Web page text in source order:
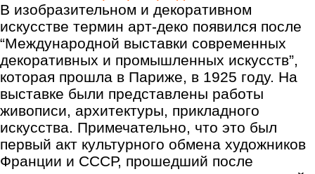
В изобразительном и декоративном
искусстве термин арт-деко появился после
“Международной выставки современных
декоративных и промышленных искусств”,
которая прошла в Париже, в 1925 году. На
выставке были представлены работы
живописи, архитектуры, прикладного
искусства. Примечательно, что это был
первый акт культурного обмена художников
Франции и СССР, прошедший после